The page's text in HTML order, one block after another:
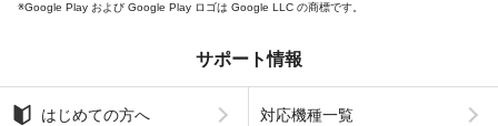
Google Play および Google Play ロゴは Google LLC の商標です。
サポート情報
はじめての方へ 対応機種一覧